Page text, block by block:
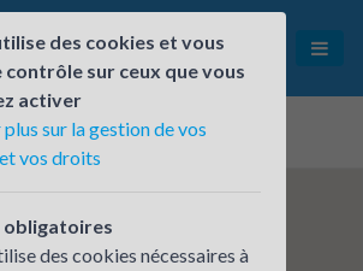
inscrits La Sidoine
des cookies et vous
contrôle sur ceux que vous
activer
plus sur la gestion de vos
vos droits
obligatoires
des cookies nécessaires à